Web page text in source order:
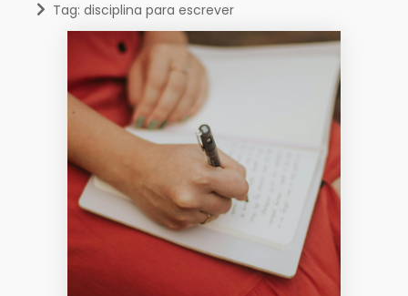
Tag: disciplina para escrever